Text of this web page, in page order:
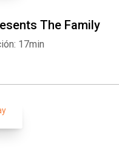
The Family
17min